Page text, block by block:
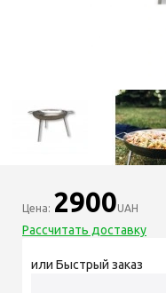
Цена: 2900UAH
Рассчитать доставку
или Быстрый заказ